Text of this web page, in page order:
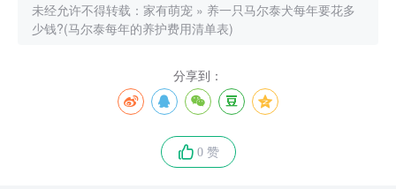
未经允许不得转载： 家有萌宠 » 养一只马尔泰犬每年要花多
少钱?(马尔泰每年的养护费用清单表)
分享到：
0 赞